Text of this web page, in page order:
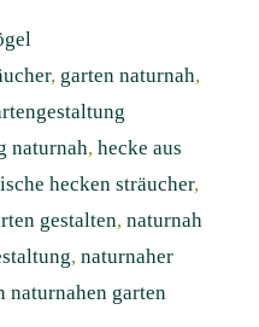
, garten naturnah,
naturnah, hecke aus
hecken sträucher,
gestalten, naturnah
, naturnaher
naturnahen garten